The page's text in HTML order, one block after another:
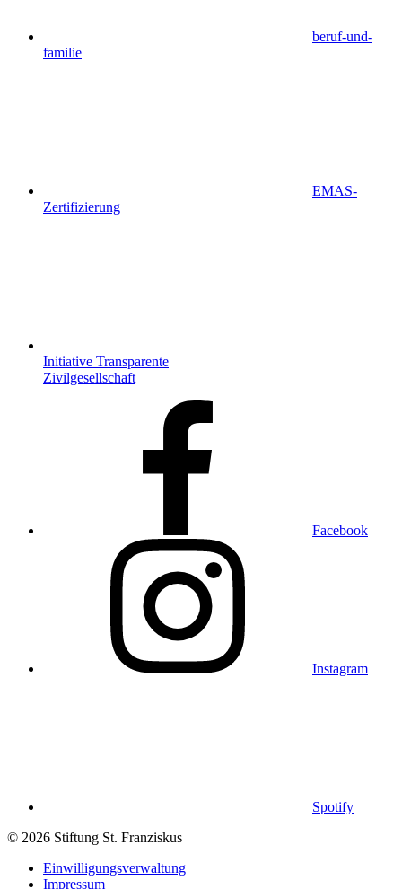
beruf-und-
familie
EMAS-
Zertifizierung
Initiative Transparente
Zivilgesellschaft
Facebook
Instagram
Spotify
© 2026 Stiftung St. Franziskus
Einwilligungsverwaltung
Impressum